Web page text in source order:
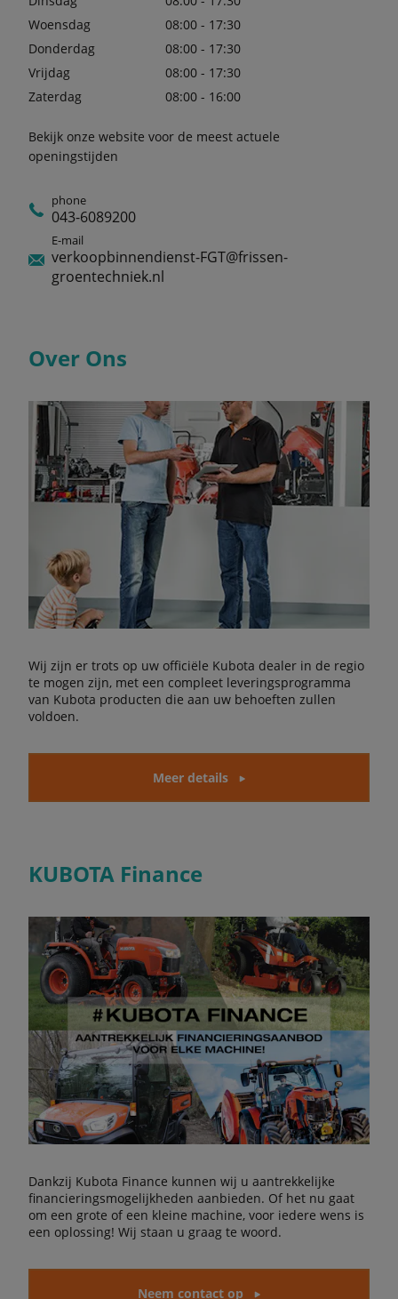
Woensdag
08:00 - 17:30
Donderdag
08:00 - 17:30
Vrijdag
08:00 - 17:30
Zaterdag
08:00 - 16:00
Bekijk onze website voor de meest actuele
openingstijden
phone
043-6089200
E-mail
verkoopbinnendienst-FGT@frissen-
groentechniek.nl
Over Ons
Wij zijn er trots op uw officiële Kubota dealer in de regio
te mogen zijn, met een compleet leveringsprogramma
van Kubota producten die aan uw behoeften zullen
voldoen.
Meer details
KUBOTA Finance
Dankzij Kubota Finance kunnen wij u aantrekkelijke
financieringsmogelijkheden aanbieden. Of het nu gaat
om een grote of een kleine machine, voor iedere wens is
een oplossing! Wij staan u graag te woord.
Neem contact op